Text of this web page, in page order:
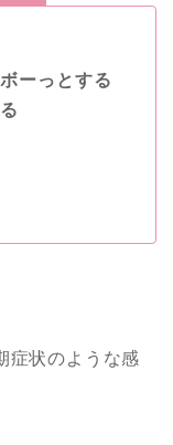
ーっとする
症状のような感